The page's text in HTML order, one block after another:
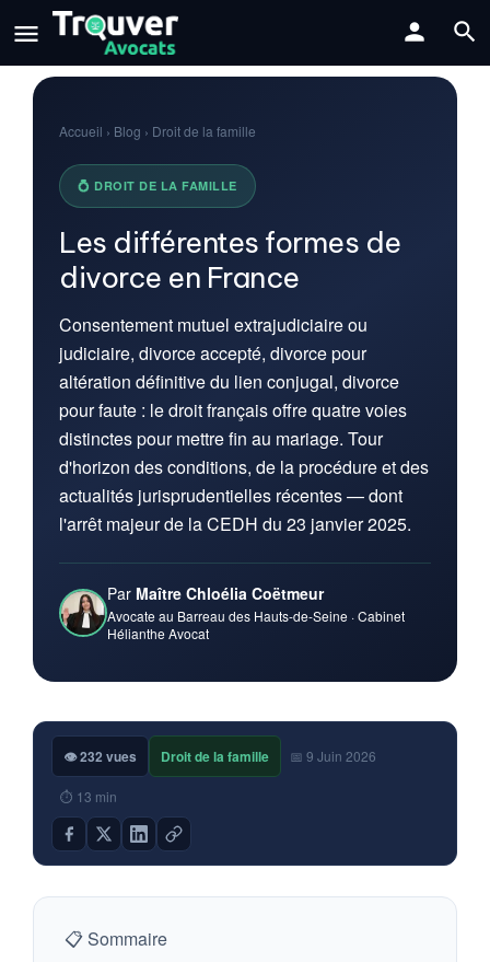
Accueil › Blog › Droit de la famille
💍 DROIT DE LA FAMILLE
Les différentes formes de
divorce en France
Consentement mutuel extrajudiciaire ou
judiciaire, divorce accepté, divorce pour
altération définitive du lien conjugal, divorce
pour faute : le droit français offre quatre voies
distinctes pour mettre fin au mariage. Tour
d'horizon des conditions, de la procédure et des
actualités jurisprudentielles récentes — dont
l'arrêt majeur de la CEDH du 23 janvier 2025.
Par Maître Chloélia Coëtmeur
Avocate au Barreau des Hauts-de-Seine · Cabinet
Hélianthe Avocat
👁 232 vues Droit de la famille 📅 9 Juin 2026
⏱ 13 min
📋 Sommaire